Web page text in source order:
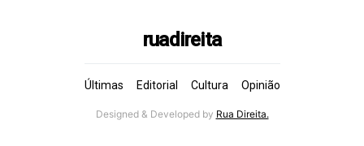
ruadireita
Últimas Editorial Cultura Opinião
Designed & Developed by Rua Direita.